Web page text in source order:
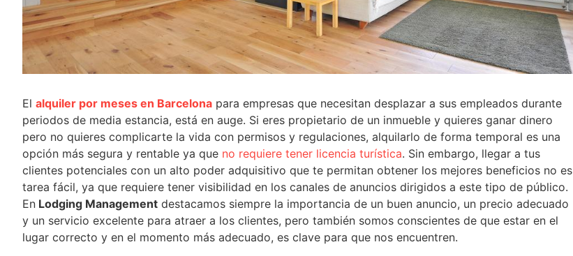
El alquiler por meses en Barcelona para empresas que necesitan desplazar a sus empleados durante
periodos de media estancia, está en auge. Si eres propietario de un inmueble y quieres ganar dinero
pero no quieres complicarte la vida con permisos y regulaciones, alquilarlo de forma temporal es una
opción más segura y rentable ya que no requiere tener licencia turística. Sin embargo, llegar a tus
clientes potenciales con un alto poder adquisitivo que te permitan obtener los mejores beneficios no es
tarea fácil, ya que requiere tener visibilidad en los canales de anuncios dirigidos a este tipo de público.
En Lodging Management destacamos siempre la importancia de un buen anuncio, un precio adecuado
y un servicio excelente para atraer a los clientes, pero también somos conscientes de que estar en el
lugar correcto y en el momento más adecuado, es clave para que nos encuentren.